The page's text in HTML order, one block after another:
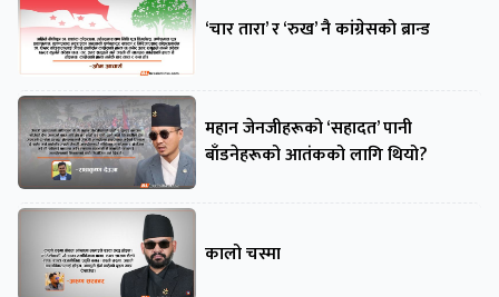
‘चार तारा’ र ‘रुख’ नै कांग्रेसको ब्रान्ड
महान जेनजीहरूको ‘सहादत’ पानी
बाँडनेहरूको आतंकको लागि थियो?
कालो चस्मा